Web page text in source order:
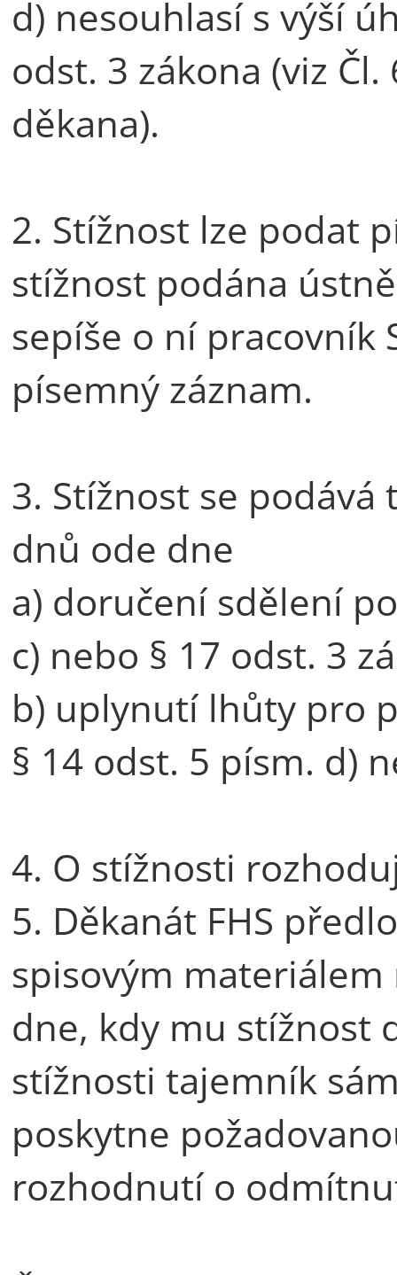
d) nesouhlasí s výší
odst. 3 zákona (viz
děkana).
2. Stížnost lze podat
stížnost podána
sepíše o ní pracovník
písemný záznam.
3. Stížnost se podává
dnů ode dne
a) doručení sdělení
c) nebo § 17 odst. 3
b) uplynutí lhůty pro
§ 14 odst. 5 písm. d)
4. O stížnosti
5. Děkanát FHS
spisovým
dne, kdy mu stížnost
stížnosti tajemník
poskytne
rozhodnutí o